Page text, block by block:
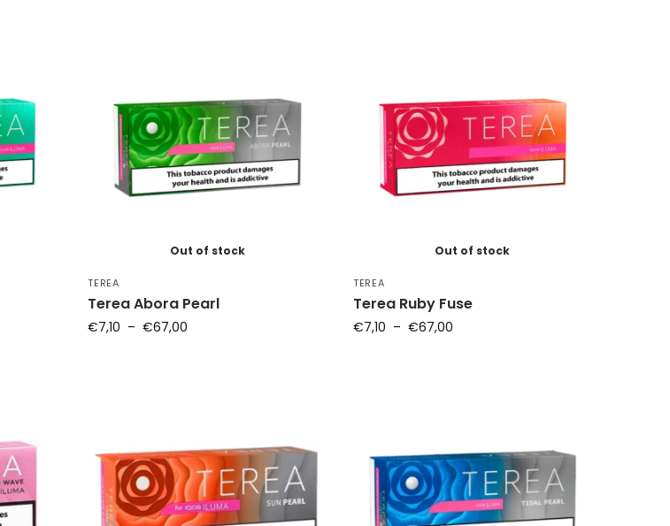
Out of stock
TEREA
Terea Abora Pearl
€7,10 – €67,00
Out of stock
TEREA
Terea Ruby Fuse
€7,10 – €67,00